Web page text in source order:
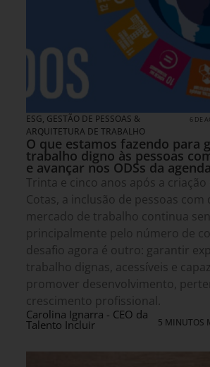
ESG, GESTÃO DE PESSOAS &
ARQUITETURA DE TRABALHO
6 DE
O que estamos fazendo para
trabalho digno às pessoas
e avançar nos ODSs da
Trinta e cinco anos após a criação
Cotas, a inclusão de pessoas com
mercado de trabalho continua
principalmente pelo número de
desafio agora é outro: garantir
trabalho dignas, acessíveis e
promover desenvolvimento,
crescimento profissional.
Carolina Ignarra - CEO da
Talento Incluir 5 MINUTOS